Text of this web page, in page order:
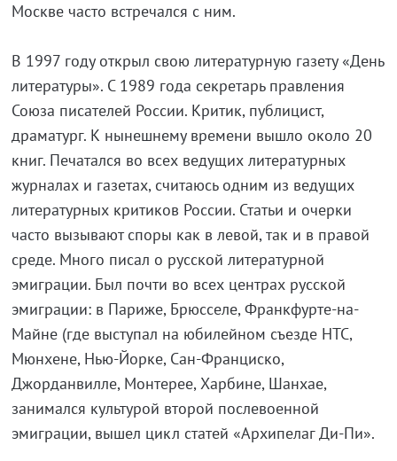
Москве часто встречался с ним.
В 1997 году открыл свою литературную газету «День
литературы». С 1989 года секретарь правления
Союза писателей России. Критик, публицист,
драматург. К нынешнему времени вышло около 20
книг. Печатался во всех ведущих литературных
журналах и газетах, считаюсь одним из ведущих
литературных критиков России. Статьи и очерки
часто вызывают споры как в левой, так и в правой
среде. Много писал о русской литературной
эмиграции. Был почти во всех центрах русской
эмиграции: в Париже, Брюсселе, Франкфурте-на-
Майне (где выступал на юбилейном съезде НТС,
Мюнхене, Нью-Йорке, Сан-Франциско,
Джорданвилле, Монтерее, Харбине, Шанхае,
занимался культурой второй послевоенной
эмиграции, вышел цикл статей «Архипелаг Ди-Пи».